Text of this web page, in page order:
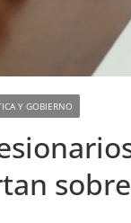
Y GOBIERNO